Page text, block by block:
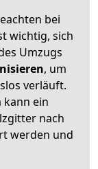
bei
wichtig, sich
Umzugs
, um
verläuft.
ein
nach
werden und